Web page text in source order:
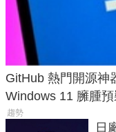
GitHub 熱門開源神
Windows 11 臃腫
趨勢
日